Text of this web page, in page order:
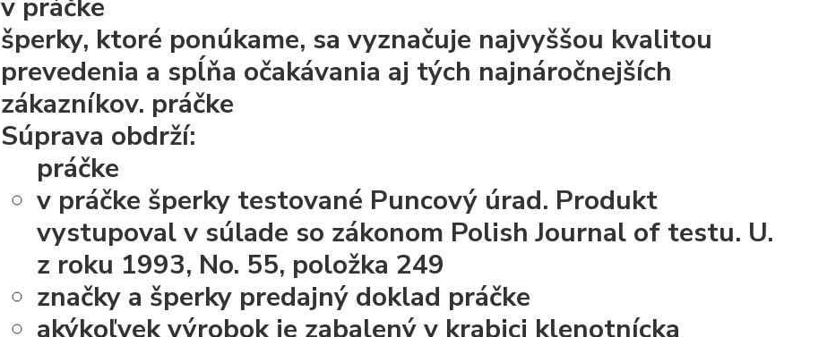
v práčke
šperky, ktoré ponúkame, sa vyznačuje najvyššou kvalitou
prevedenia a spĺňa očakávania aj tých najnáročnejších
zákazníkov. práčke
Súprava obdrží:
práčke
v práčke šperky testované Puncový úrad. Produkt
vystupoval v súlade so zákonom Polish Journal of testu. U.
z roku 1993, No. 55, položka 249
značky a šperky predajný doklad práčke
akýkoľvek výrobok je zabalený v krabici klenotnícka